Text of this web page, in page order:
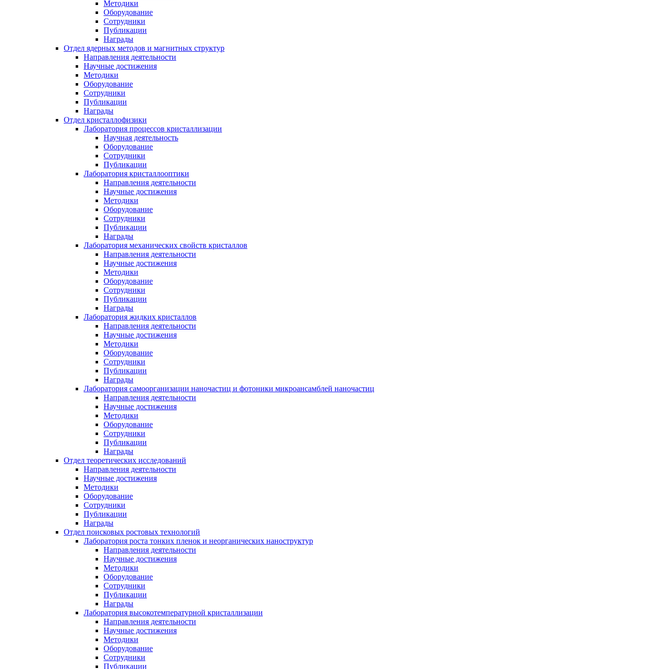
Методики
Оборудование
Сотрудники
Публикации
Награды
Отдел ядерных методов и магнитных структур
Направления деятельности
Научные достижения
Методики
Оборудование
Сотрудники
Публикации
Награды
Отдел кристаллофизики
Лаборатория процессов кристаллизации
Научная деятельность
Оборудование
Сотрудники
Публикации
Лаборатория кристаллооптики
Направления деятельности
Научные достижения
Методики
Оборудование
Сотрудники
Публикации
Награды
Лаборатория механических свойств кристаллов
Направления деятельности
Научные достижения
Методики
Оборудование
Сотрудники
Публикации
Награды
Лаборатория жидких кристаллов
Направления деятельности
Научные достижения
Методики
Оборудование
Сотрудники
Публикации
Награды
Лаборатория самоорганизации наночастиц и фотоники микроансамблей наночастиц
Направления деятельности
Научные достижения
Методики
Оборудование
Сотрудники
Публикации
Награды
Отдел теоретических исследований
Направления деятельности
Научные достижения
Методики
Оборудование
Сотрудники
Публикации
Награды
Отдел поисковых ростовых технологий
Лаборатория роста тонких пленок и неорганических наноструктур
Направления деятельности
Научные достижения
Методики
Оборудование
Сотрудники
Публикации
Награды
Лаборатория высокотемпературной кристаллизации
Направления деятельности
Научные достижения
Методики
Оборудование
Сотрудники
Публикации